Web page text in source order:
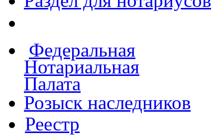
Федеральная
Нотариальная
Палата
Розыск наследников
Реестр